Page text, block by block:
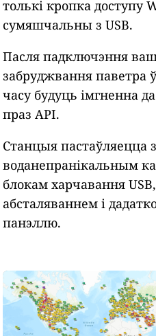
толькі кропка доступу
сумяшчальны з USB.
Пасля падключэння
забруджвання паветра
часу будуць імгненна
праз API.
Станцыя пастаўляецца
воданепранікальным
блокам харчавання
абсталяваннем і
панэллю.